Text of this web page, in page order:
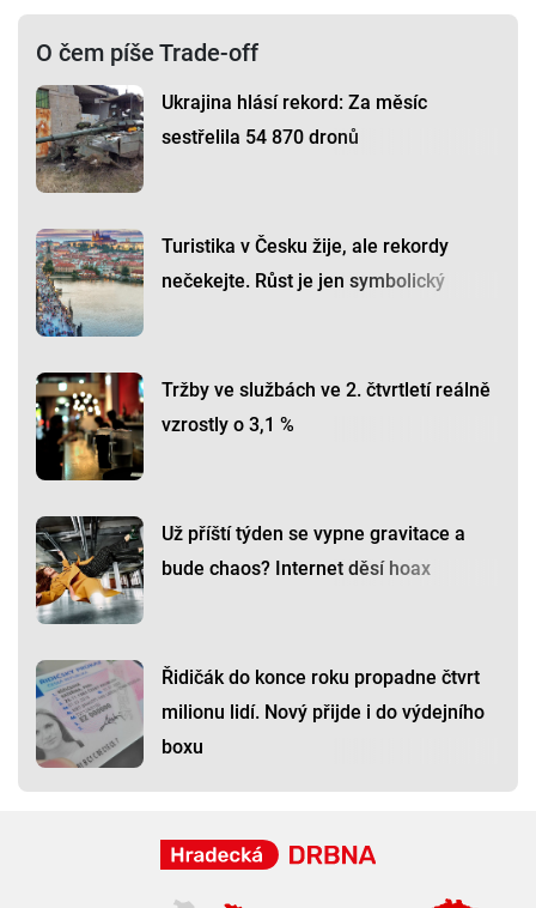
O čem píše Trade-off
Ukrajina hlásí rekord: Za měsíc
sestřelila 54 870 dronů
Turistika v Česku žije, ale rekordy
nečekejte. Růst je jen symbolický
Tržby ve službách ve 2. čtvrtletí reálně
vzrostly o 3,1 %
Už příští týden se vypne gravitace a
bude chaos? Internet děsí hoax
Řidičák do konce roku propadne čtvrt
milionu lidí. Nový přijde i do výdejního
boxu